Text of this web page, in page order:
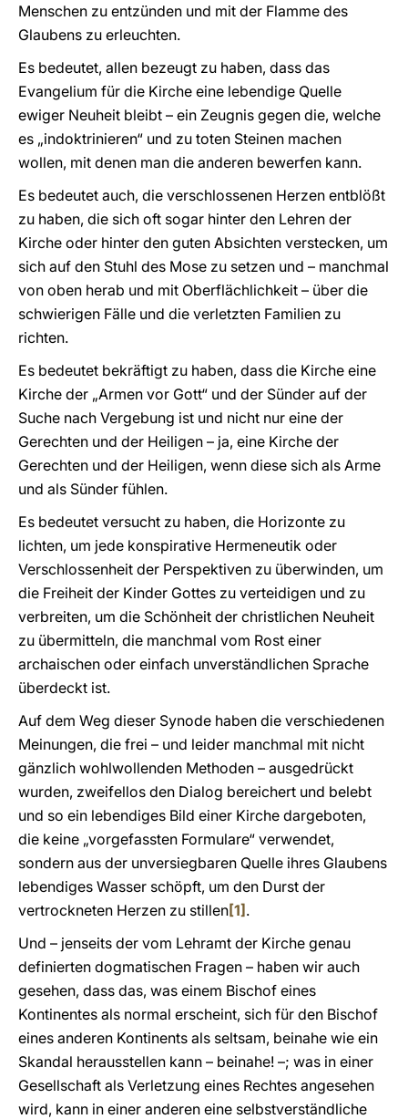
Menschen zu entzünden und mit der Flamme des
Glaubens zu erleuchten.
Es bedeutet, allen bezeugt zu haben, dass das
Evangelium für die Kirche eine lebendige Quelle
ewiger Neuheit bleibt – ein Zeugnis gegen die, welche
es „indoktrinieren“ und zu toten Steinen machen
wollen, mit denen man die anderen bewerfen kann.
Es bedeutet auch, die verschlossenen Herzen entblößt
zu haben, die sich oft sogar hinter den Lehren der
Kirche oder hinter den guten Absichten verstecken, um
sich auf den Stuhl des Mose zu setzen und – manchmal
von oben herab und mit Oberflächlichkeit – über die
schwierigen Fälle und die verletzten Familien zu
richten.
Es bedeutet bekräftigt zu haben, dass die Kirche eine
Kirche der „Armen vor Gott“ und der Sünder auf der
Suche nach Vergebung ist und nicht nur eine der
Gerechten und der Heiligen – ja, eine Kirche der
Gerechten und der Heiligen, wenn diese sich als Arme
und als Sünder fühlen.
Es bedeutet versucht zu haben, die Horizonte zu
lichten, um jede konspirative Hermeneutik oder
Verschlossenheit der Perspektiven zu überwinden, um
die Freiheit der Kinder Gottes zu verteidigen und zu
verbreiten, um die Schönheit der christlichen Neuheit
zu übermitteln, die manchmal vom Rost einer
archaischen oder einfach unverständlichen Sprache
überdeckt ist.
Auf dem Weg dieser Synode haben die verschiedenen
Meinungen, die frei – und leider manchmal mit nicht
gänzlich wohlwollenden Methoden – ausgedrückt
wurden, zweifellos den Dialog bereichert und belebt
und so ein lebendiges Bild einer Kirche dargeboten,
die keine „vorgefassten Formulare“ verwendet,
sondern aus der unversiegbaren Quelle ihres Glaubens
lebendiges Wasser schöpft, um den Durst der
vertrockneten Herzen zu stillen[1] .
Und – jenseits der vom Lehramt der Kirche genau
definierten dogmatischen Fragen – haben wir auch
gesehen, dass das, was einem Bischof eines
Kontinentes als normal erscheint, sich für den Bischof
eines anderen Kontinents als seltsam, beinahe wie ein
Skandal herausstellen kann – beinahe! –; was in einer
Gesellschaft als Verletzung eines Rechtes angesehen
wird, kann in einer anderen eine selbstverständliche